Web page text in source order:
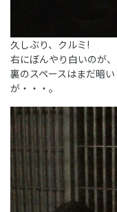
久しぶり、クルミ!
右にぼんやり白いのが、
裏のスペースはまだ暗
が・・・。